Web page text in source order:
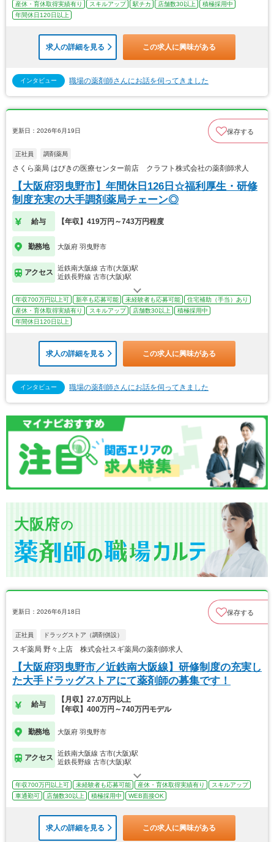
産休・育休取得実績有り
スキルアップ 駅チカ 店舗数30以上
積極採用中
年間休日120日以上
求人の詳細を見る この求人に興味がある
インタビュー 職場の薬剤師さんにお話を伺ってきました
更新日：2026年6月19日 保存する
正社員 調剤薬局
さくら薬局 はびきの医療センター前店 クラフト株式会社の薬剤師求人
【大阪府羽曳野市】年間休日126日☆福利厚生・研修
制度充実の大手調剤薬局チェーン◎
給与 【年収】419万円～743万円程度
勤務地 大阪府 羽曳野市
アクセス
近鉄南大阪線 古市(大阪)駅
近鉄長野線 古市(大阪)駅
年収700万円以上可 新卒も応募可能 未経験者も応募可能
住宅補助（手当）あり
産休・育休取得実績有り
スキルアップ 店舗数30以上
積極採用中
年間休日120日以上
求人の詳細を見る この求人に興味がある
インタビュー 職場の薬剤師さんにお話を伺ってきました
大阪府の
更新日：2026年6月18日 保存する
正社員 ドラッグストア（調剤併設）
スギ薬局 野々上店 株式会社スギ薬局の薬剤師求人
【大阪府羽曳野市／近鉄南大阪線】研修制度の充実し
た大手ドラッグストアにて薬剤師の募集です！
給与
【月収】27.0万円以上
【年収】400万円～740万円モデル
勤務地 大阪府 羽曳野市
アクセス
近鉄南大阪線 古市(大阪)駅
近鉄長野線 古市(大阪)駅
年収700万円以上可 未経験者も応募可能 産休・育休取得実績有り
スキルアップ
車通勤可
店舗数30以上 積極採用中 WEB面接OK
求人の詳細を見る この求人に興味がある